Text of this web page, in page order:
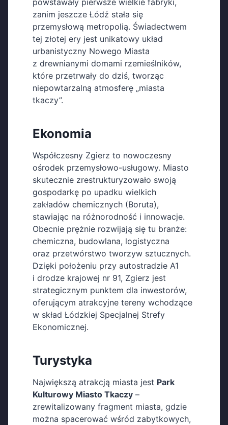
powstawały pierwsze wielkie fabryki,
zanim jeszcze Łódź stała się
przemysłową metropolią. Świadectwem
tej złotej ery jest unikatowy układ
urbanistyczny Nowego Miasta
z drewnianymi domami rzemieślników,
które przetrwały do dziś, tworząc
niepowtarzalną atmosferę „miasta
tkaczy”.
Ekonomia
Współczesny Zgierz to nowoczesny
ośrodek przemysłowo-usługowy. Miasto
skutecznie zrestrukturyzowało swoją
gospodarkę po upadku wielkich
zakładów chemicznych (Boruta),
stawiając na różnorodność i innowacje.
Obecnie prężnie rozwijają się tu branże:
chemiczna, budowlana, logistyczna
oraz przetwórstwo tworzyw sztucznych.
Dzięki położeniu przy autostradzie A1
i drodze krajowej nr 91, Zgierz jest
strategicznym punktem dla inwestorów,
oferującym atrakcyjne tereny wchodzące
w skład Łódzkiej Specjalnej Strefy
Ekonomicznej.
Turystyka
Największą atrakcją miasta jest Park
Kulturowy Miasto Tkaczy –
zrewitalizowany fragment miasta, gdzie
można spacerować wśród zabytkowych,